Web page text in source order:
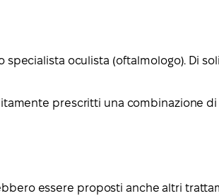
oculista (oftalmologo). Di
prescritti una combinazione
essere proposti anche altri